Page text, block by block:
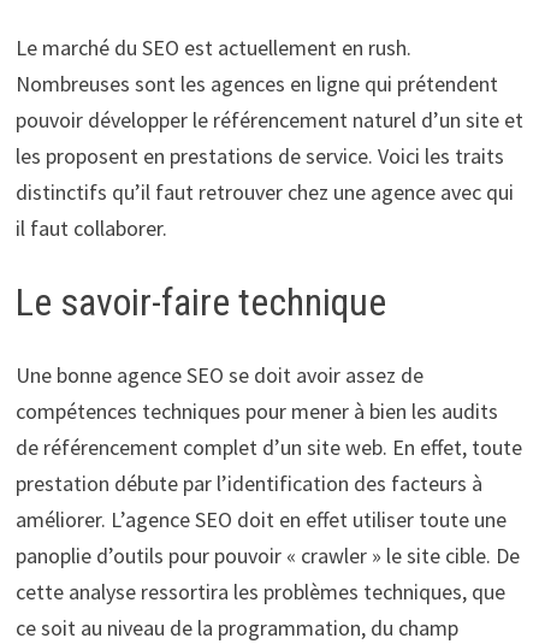
Le marché du SEO est actuellement en rush.
Nombreuses sont les agences en ligne qui prétendent
pouvoir développer le référencement naturel d’un site et
les proposent en prestations de service. Voici les traits
distinctifs qu’il faut retrouver chez une agence avec qui
il faut collaborer.
Le savoir-faire technique
Une bonne agence SEO se doit avoir assez de
compétences techniques pour mener à bien les audits
de référencement complet d’un site web. En effet, toute
prestation débute par l’identification des facteurs à
améliorer. L’agence SEO doit en effet utiliser toute une
panoplie d’outils pour pouvoir « crawler » le site cible. De
cette analyse ressortira les problèmes techniques, que
ce soit au niveau de la programmation, du champ